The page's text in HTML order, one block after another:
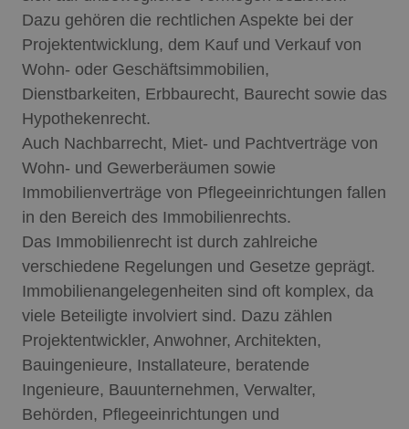
Dazu gehören die rechtlichen Aspekte bei der
Projektentwicklung, dem Kauf und Verkauf von
Wohn- oder Geschäftsimmobilien,
Dienstbarkeiten, Erbbaurecht, Baurecht sowie das
Hypothekenrecht.
Auch Nachbarrecht, Miet- und Pachtverträge von
Wohn- und Gewerberäumen sowie
Immobilienverträge von Pflegeeinrichtungen fallen
in den Bereich des Immobilienrechts.
Das Immobilienrecht ist durch zahlreiche
verschiedene Regelungen und Gesetze geprägt.
Immobilienangelegenheiten sind oft komplex, da
viele Beteiligte involviert sind. Dazu zählen
Projektentwickler, Anwohner, Architekten,
Bauingenieure, Installateure, beratende
Ingenieure, Bauunternehmen, Verwalter,
Behörden, Pflegeeinrichtungen und